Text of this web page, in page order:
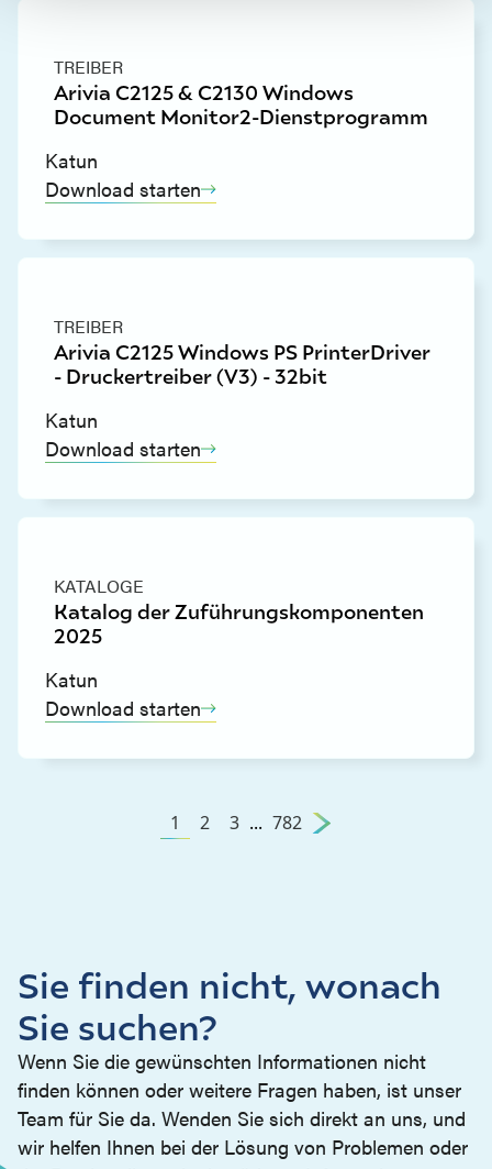
TREIBER
Arivia C2125 & C2130 Windows
Document Monitor2-Dienstprogramm
Katun
Download starten
TREIBER
Arivia C2125 Windows PS PrinterDriver
- Druckertreiber (V3) - 32bit
Katun
Download starten
KATALOGE
Katalog der Zuführungskomponenten
2025
Katun
Download starten
1 2 3 ... 782
Sie finden nicht, wonach
Sie suchen?
Wenn Sie die gewünschten Informationen nicht
finden können oder weitere Fragen haben, ist unser
Team für Sie da. Wenden Sie sich direkt an uns, und
wir helfen Ihnen bei der Lösung von Problemen oder